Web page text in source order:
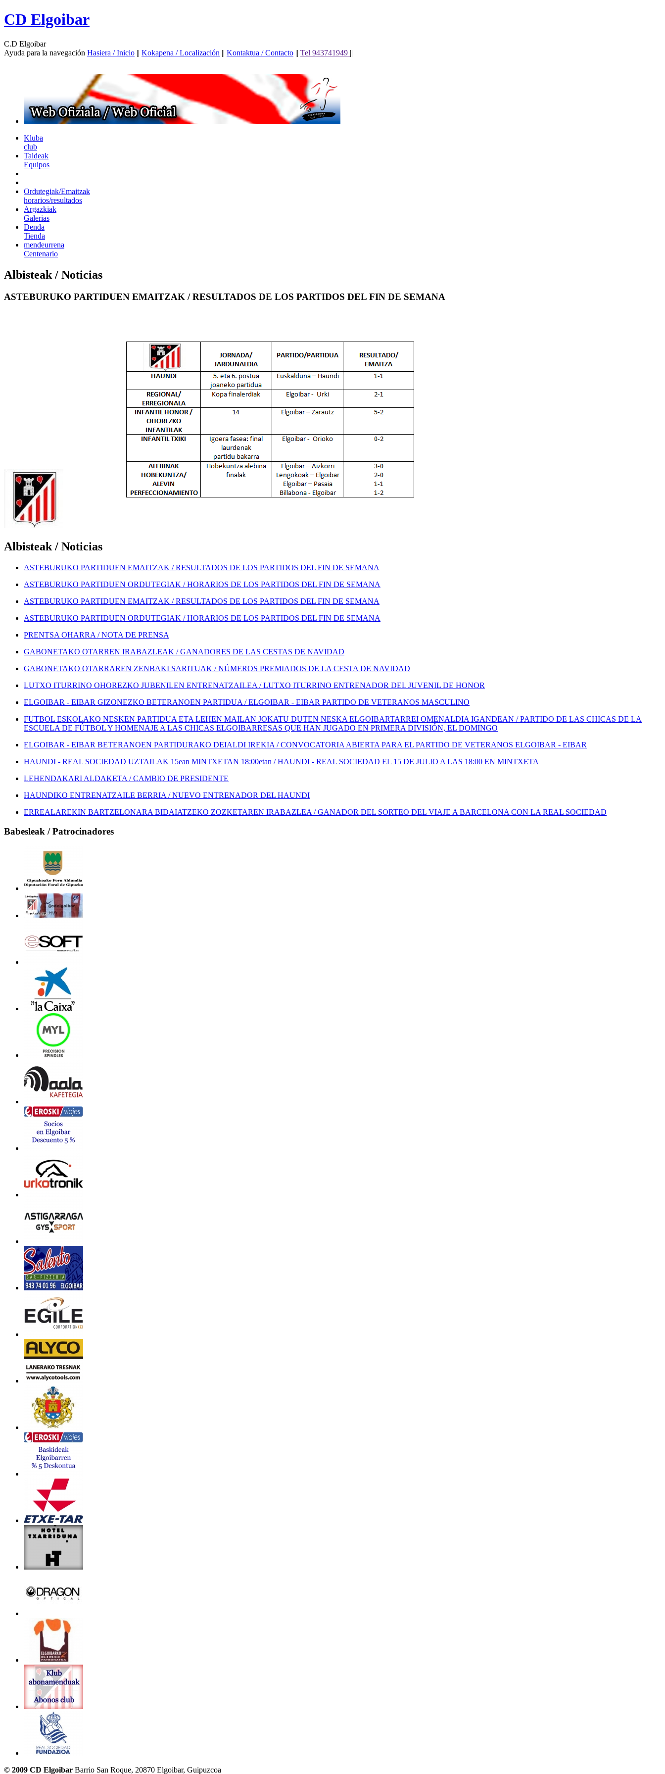
CD Elgoibar
C.D Elgoibar
Ayuda para la navegación Hasiera / Inicio || Kokapena / Localización || Kontaktua / Contacto || Tel 943741949 ||
Kluba
club
Taldeak
Equipos
Ordutegiak/Emaitzak
horarios/resultados
Argazkiak
Galerias
Denda
Tienda
mendeurrena
Centenario
Albisteak / Noticias
ASTEBURUKO PARTIDUEN EMAITZAK / RESULTADOS DE LOS PARTIDOS DEL FIN DE SEMANA
Albisteak / Noticias
ASTEBURUKO PARTIDUEN EMAITZAK / RESULTADOS DE LOS PARTIDOS DEL FIN DE SEMANA
ASTEBURUKO PARTIDUEN ORDUTEGIAK / HORARIOS DE LOS PARTIDOS DEL FIN DE SEMANA
ASTEBURUKO PARTIDUEN EMAITZAK / RESULTADOS DE LOS PARTIDOS DEL FIN DE SEMANA
ASTEBURUKO PARTIDUEN ORDUTEGIAK / HORARIOS DE LOS PARTIDOS DEL FIN DE SEMANA
PRENTSA OHARRA / NOTA DE PRENSA
GABONETAKO OTARREN IRABAZLEAK / GANADORES DE LAS CESTAS DE NAVIDAD
GABONETAKO OTARRAREN ZENBAKI SARITUAK / NÚMEROS PREMIADOS DE LA CESTA DE NAVIDAD
LUTXO ITURRINO OHOREZKO JUBENILEN ENTRENATZAILEA / LUTXO ITURRINO ENTRENADOR DEL JUVENIL DE HONOR
ELGOIBAR - EIBAR GIZONEZKO BETERANOEN PARTIDUA / ELGOIBAR - EIBAR PARTIDO DE VETERANOS MASCULINO
FUTBOL ESKOLAKO NESKEN PARTIDUA ETA LEHEN MAILAN JOKATU DUTEN NESKA ELGOIBARTARREI OMENALDIA IGANDEAN / PARTIDO DE LAS CHICAS DE LA
ESCUELA DE FÚTBOL Y HOMENAJE A LAS CHICAS ELGOIBARRESAS QUE HAN JUGADO EN PRIMERA DIVISIÓN, EL DOMINGO
ELGOIBAR - EIBAR BETERANOEN PARTIDURAKO DEIALDI IREKIA / CONVOCATORIA ABIERTA PARA EL PARTIDO DE VETERANOS ELGOIBAR - EIBAR
HAUNDI - REAL SOCIEDAD UZTAILAK 15ean MINTXETAN 18:00etan / HAUNDI - REAL SOCIEDAD EL 15 DE JULIO A LAS 18:00 EN MINTXETA
LEHENDAKARI ALDAKETA / CAMBIO DE PRESIDENTE
HAUNDIKO ENTRENATZAILE BERRIA / NUEVO ENTRENADOR DEL HAUNDI
ERREALAREKIN BARTZELONARA BIDAIATZEKO ZOZKETAREN IRABAZLEA / GANADOR DEL SORTEO DEL VIAJE A BARCELONA CON LA REAL SOCIEDAD
Babesleak / Patrocinadores
© 2009 CD Elgoibar Barrio San Roque, 20870 Elgoibar, Guipuzcoa